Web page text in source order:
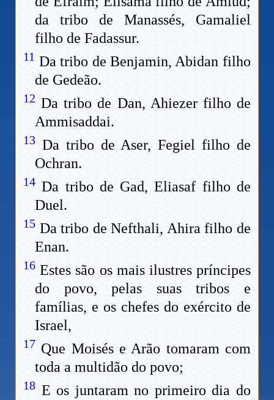
da tribo de Manassés, Gamaliel
filho de Fadassur.
11 Da tribo de Benjamin, Abidan filho
de Gedeão.
12 Da tribo de Dan, Ahiezer filho de
Ammisaddai.
13 Da tribo de Aser, Fegiel filho de
Ochran.
14 Da tribo de Gad, Eliasaf filho de
Duel.
15 Da tribo de Nefthali, Ahira filho de
Enan.
16 Estes são os mais ilustres príncipes
do povo, pelas suas tribos e
famílias, e os chefes do exército de
Israel,
17 Que Moisés e Arão tomaram com
toda a multidão do povo;
18 E os juntaram no primeiro dia do